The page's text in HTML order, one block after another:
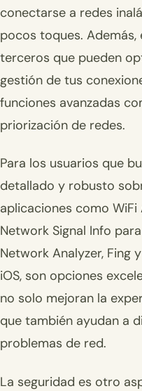
conectarse a redes
pocos toques.
terceros que pueden
gestión de tus
funciones avanzadas
priorización de redes.
Para los usuarios que
detallado y robusto
aplicaciones como WiFi
Network Signal Info
Network Analyzer, Fing
iOS, son opciones
no solo mejoran la
que también ayudan a
problemas de red.
La seguridad es otro